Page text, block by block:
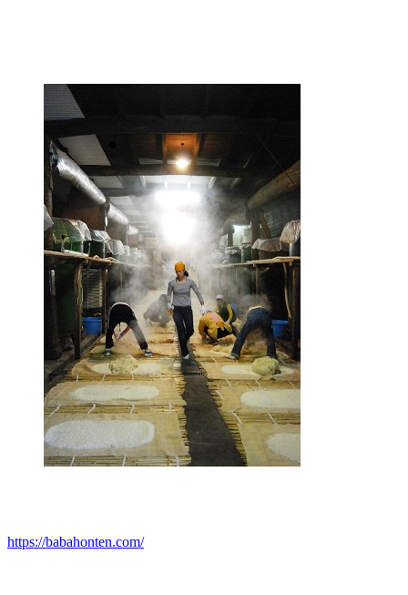
https://babahonten.com/